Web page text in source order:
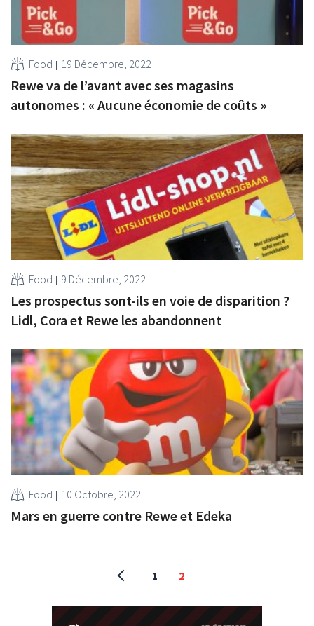
Food 19 Décembre, 2022
Rewe va de l’avant avec ses magasins
autonomes : « Aucune économie de coûts »
Food 9 Décembre, 2022
Les prospectus sont-ils en voie de disparition ?
Lidl, Cora et Rewe les abandonnent
Food 10 Octobre, 2022
Mars en guerre contre Rewe et Edeka
1 2